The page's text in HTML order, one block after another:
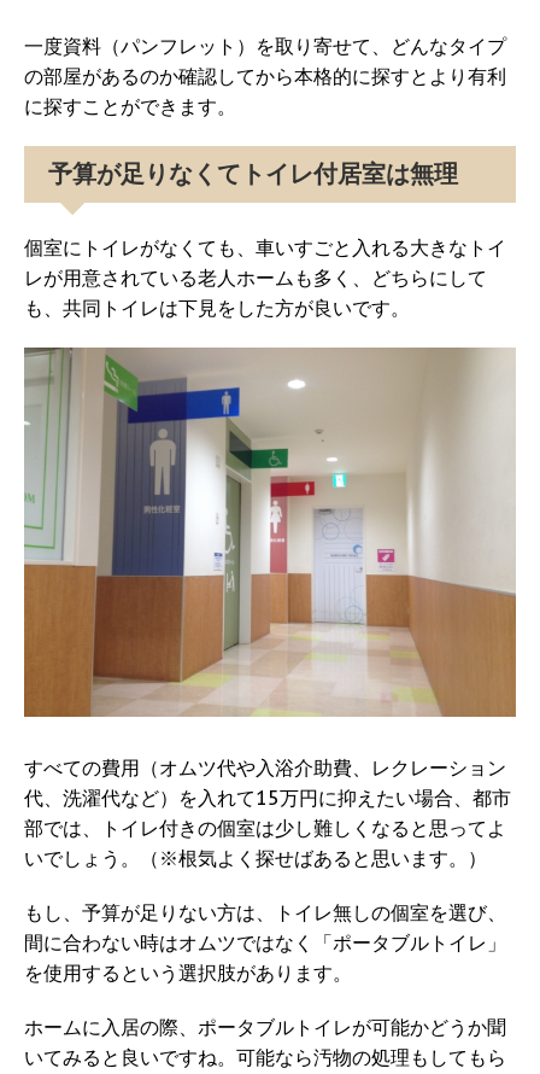
一度資料（パンフレット）を取り寄せて、どんなタイプ
の部屋があるのか確認してから本格的に探すとより有利
に探すことができます。
予算が足りなくてトイレ付居室は無理
個室にトイレがなくても、車いすごと入れる大きなトイ
レが用意されている老人ホームも多く、どちらにして
も、共同トイレは下見をした方が良いです。
すべての費用（オムツ代や入浴介助費、レクレーション
代、洗濯代など）を入れて15万円に抑えたい場合、都市
部では、トイレ付きの個室は少し難しくなると思ってよ
いでしょう。（※根気よく探せばあると思います。）
もし、予算が足りない方は、トイレ無しの個室を選び、
間に合わない時はオムツではなく「ポータブルトイレ」
を使用するという選択肢があります。
ホームに入居の際、ポータブルトイレが可能かどうか聞
いてみると良いですね。可能なら汚物の処理もしてもら